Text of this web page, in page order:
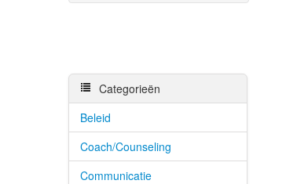
Categorieën
Beleid
Coach/Counseling
Communicatie